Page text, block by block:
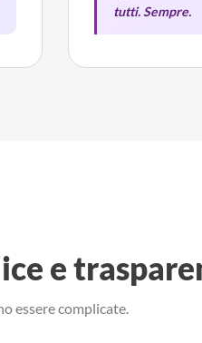
tutti. Sempre.
e
essere complicate.